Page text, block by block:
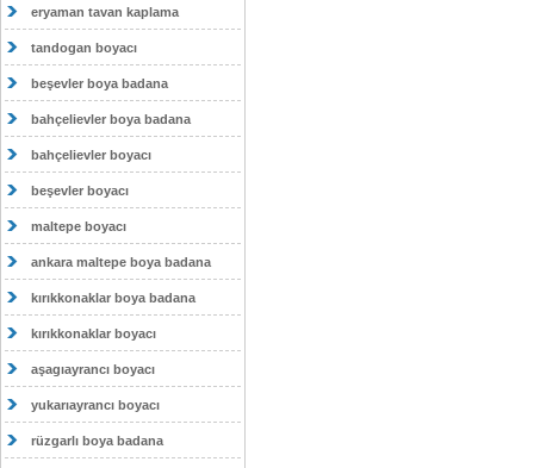
eryaman tavan kaplama
tandogan boyacı
beşevler boya badana
bahçelievler boya badana
bahçelievler boyacı
beşevler boyacı
maltepe boyacı
ankara maltepe boya badana
kırıkkonaklar boya badana
kırıkkonaklar boyacı
aşagıayrancı boyacı
yukarıayrancı boyacı
rüzgarlı boya badana